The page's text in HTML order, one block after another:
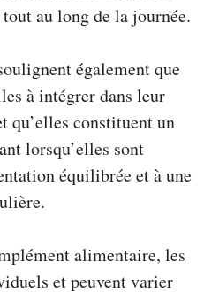
au long de la journée.
également que
à intégrer dans leur
qu’elles constituent un
lorsqu’elles sont
équilibrée et à une
alimentaire, les
et peuvent varier